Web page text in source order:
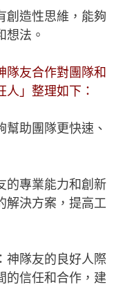
創造性思維，能夠
想法。
隊友合作對團隊和
人 」整理如下：
幫助團隊更快速、
的專業能力和創新
解決方案，提高工
：神隊友的良好人際
的信任和合作，建